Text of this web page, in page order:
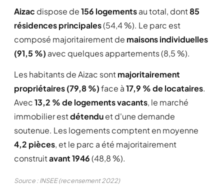
Aizac dispose de156 logementsau total, dont85
résidences principales(54,4 %). Le parc est
composé majoritairement de maisons individuelles
(91,5 %) avec quelques appartements (8,5 %).
Les habitants de Aizac sontmajoritairement
propriétaires (79,8 %)face à17,9 % de locataires.
Avec13,2 % de logements vacants, le marché
immobilier estdétenduet d'une demande
soutenue. Les logements comptent en moyenne
4,2 pièces, et le parc a été majoritairement
construitavant 1946(48,8 %).
Source : INSEE (recensement 2022)